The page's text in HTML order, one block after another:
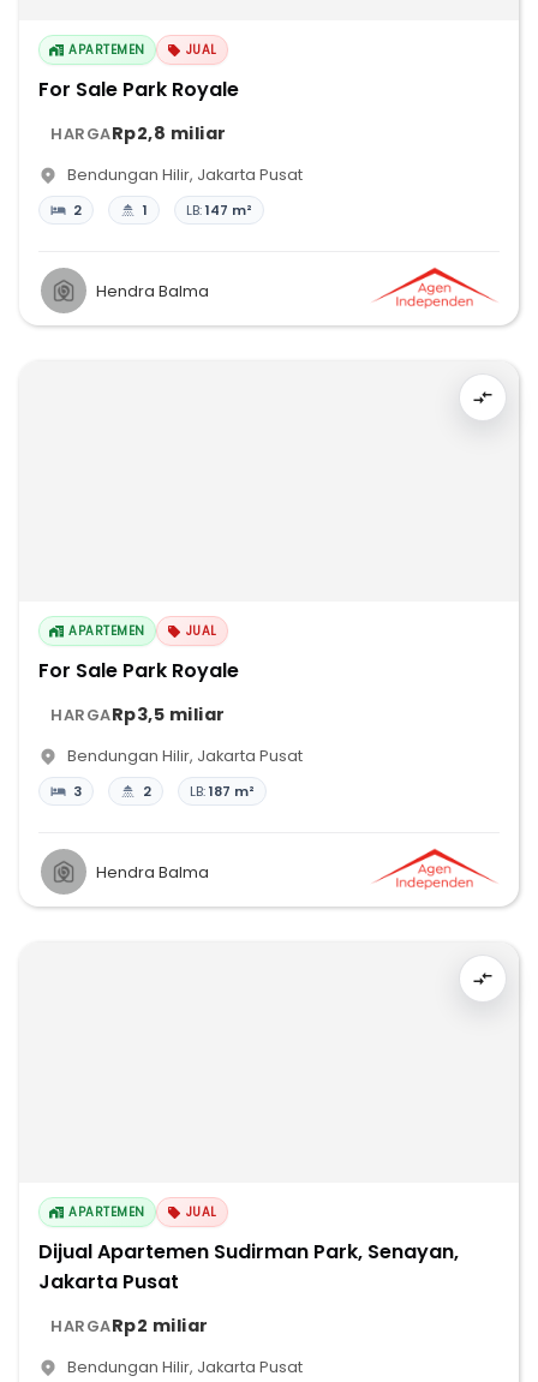
APARTEMEN JUAL
For Sale Park Royale
HARGARp2,8 miliar
Bendungan Hilir, Jakarta Pusat
2 1 LB:147 m²
Hendra Balma
APARTEMEN JUAL
For Sale Park Royale
HARGARp3,5 miliar
Bendungan Hilir, Jakarta Pusat
3 2 LB:187 m²
Hendra Balma
APARTEMEN JUAL
Dijual Apartemen Sudirman Park, Senayan,
Jakarta Pusat
HARGARp2 miliar
Bendungan Hilir, Jakarta Pusat